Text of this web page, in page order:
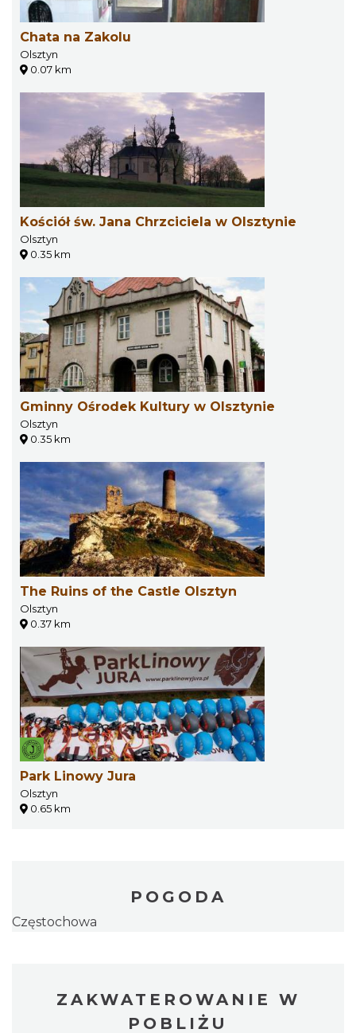
Chata na Zakolu
Olsztyn
0.07 km
Kościół św. Jana Chrzciciela w Olsztynie
Olsztyn
0.35 km
Gminny Ośrodek Kultury w Olsztynie
Olsztyn
0.35 km
The Ruins of the Castle Olsztyn
Olsztyn
0.37 km
Park Linowy Jura
Olsztyn
0.65 km
POGODA
Częstochowa
ZAKWATEROWANIE W
POBLIŻU